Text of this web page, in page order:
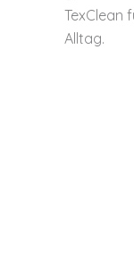
TexClean
Alltag.